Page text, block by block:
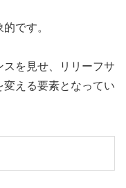
です。
を見せ、リリーフサ
える要素となってい